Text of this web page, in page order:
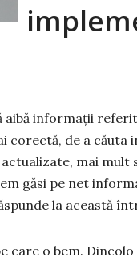
aibă informații
corectă, de a
mai mult
găsi pe net
la această
care o bem.